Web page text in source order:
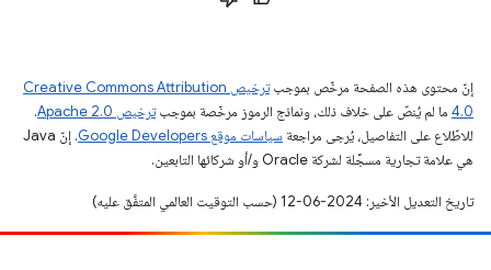
إنّ محتوى هذه الصفحة مرخّص بموجب
ترخيص Creative Commons Attribution
4.0‏ ما لم يُنصّ على خلاف ذلك، ونماذج الرموز مرخّصة بموجبترخيص Apache 2.0‏
.
للاطّلاع على التفاصيل، يُرجى مراجعة سياسات موقع Google Developers‏
. إنّ Java
هي علامة تجارية مسجَّلة لشركة Oracle و/أو شركائها التابعين.
تاريخ التعديل الأخير: 2024-06-12 (حسب التوقيت العالمي المتفَّق عليه)